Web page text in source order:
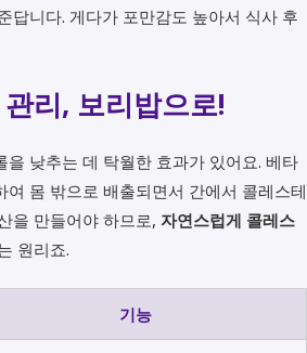
답니다. 게다가 포만감도 높아서 식사 후
리, 보리밥으로!
을 낮추는 데 탁월한 효과가 있어요. 베타
여 몸 밖으로 배출되면서 간에서 콜레스테
을 만들어야 하므로, 자연스럽게 콜레스
원리죠.
기능